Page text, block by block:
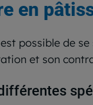
en
possible de
et son